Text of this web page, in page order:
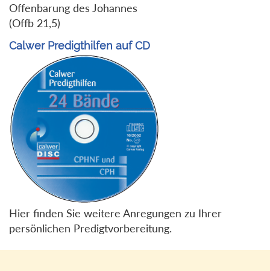
Offenbarung des Johannes
(Offb 21,5)
Calwer Predigthilfen auf CD
Hier finden Sie weitere Anregungen zu Ihrer
persönlichen Predigtvorbereitung.